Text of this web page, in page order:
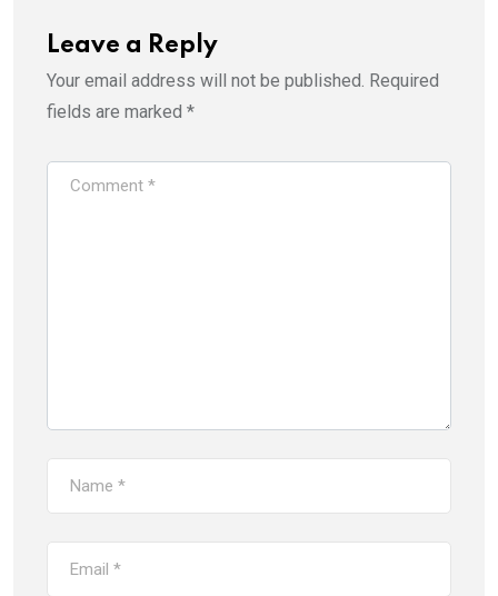
Leave a Reply
Your email address will not be published. Required
fields are marked *